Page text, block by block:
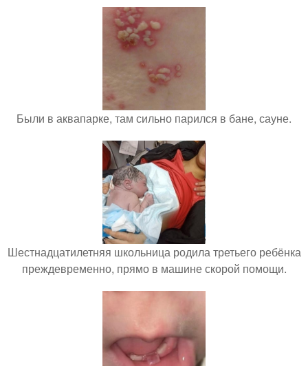
Были в аквапарке, там сильно парился в бане, сауне.
Шестнадцатилетняя школьница родила третьего ребёнка
преждевременно, прямо в машине скорой помощи.